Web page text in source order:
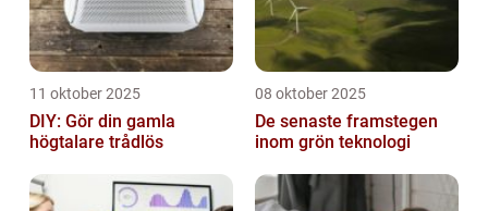
11 oktober 2025
DIY: Gör din gamla
högtalare trådlös
08 oktober 2025
De senaste framstegen
inom grön teknologi